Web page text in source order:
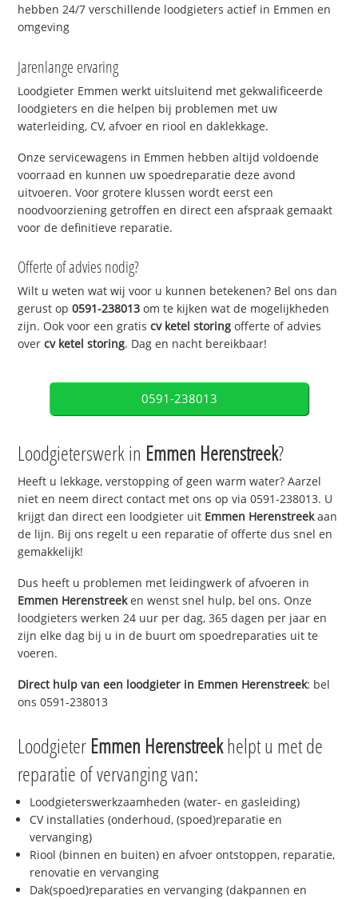
hebben 24/7 verschillende loodgieters actief in Emmen en
omgeving
Jarenlange ervaring
Loodgieter Emmen werkt uitsluitend met gekwalificeerde
loodgieters en die helpen bij problemen met uw
waterleiding, CV, afvoer en riool en daklekkage.
Onze servicewagens in Emmen hebben altijd voldoende
voorraad en kunnen uw spoedreparatie deze avond
uitvoeren. Voor grotere klussen wordt eerst een
noodvoorziening getroffen en direct een afspraak gemaakt
voor de definitieve reparatie.
Offerte of advies nodig?
Wilt u weten wat wij voor u kunnen betekenen? Bel ons dan
gerust op0591-238013 om te kijken wat de mogelijkheden
zijn. Ook voor een gratiscv ketel storing offerte of advies
overcv ketel storing. Dag en nacht bereikbaar!
0591-238013
Loodgieterswerk in Emmen Herenstreek?
Heeft u lekkage, verstopping of geen warm water? Aarzel
niet en neem direct contact met ons op via 0591-238013. U
krijgt dan direct een loodgieter uit Emmen Herenstreekaan
de lijn. Bij ons regelt u een reparatie of offerte dus snel en
gemakkelijk!
Dus heeft u problemen met leidingwerk of afvoeren in
Emmen Herenstreeken wenst snel hulp, bel ons. Onze
loodgieters werken 24 uur per dag, 365 dagen per jaar en
zijn elke dag bij u in de buurt om spoedreparaties uit te
voeren.
Direct hulp van een loodgieter in Emmen Herenstreek: bel
ons 0591-238013
Loodgieter Emmen Herenstreekhelpt u met de
reparatie of vervanging van:
Loodgieterswerkzaamheden (water- en gasleiding)
CV installaties (onderhoud, (spoed)reparatie en
vervanging)
Riool (binnen en buiten) en afvoer ontstoppen, reparatie,
renovatie en vervanging
Dak(spoed)reparaties en vervanging (dakpannen en